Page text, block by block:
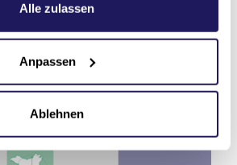
.
Alle zulassen
Anpassen
Ablehnen
regionaler Waren
fast zwei Jahrenvon 14,5 %
gesteigertwerden.